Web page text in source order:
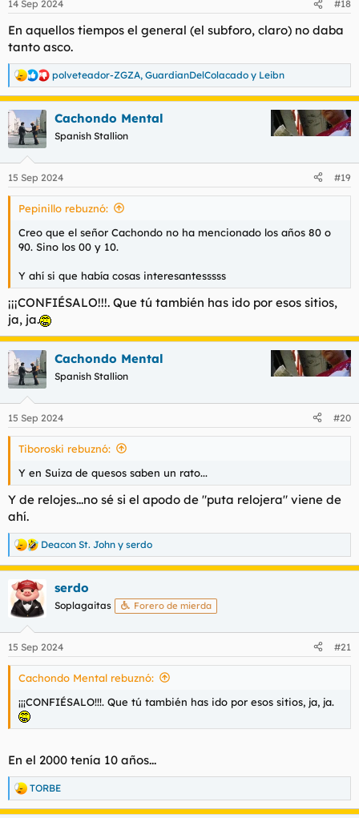
e
:
14 Sep 2024 #18
En aquellos tiempos el general (el subforo, claro) no daba
tanto asco.
R
e
a
c
c
i
e
s
polveteador-ZGZA, GuardianDelColacado y Leibn
Cachondo Mental
Spanish Stallion
15 Sep 2024 #19
Pepinillo rebuznó:
Creo que el señor Cachondo no ha mencionado los años 80 o
90. Sino los 00 y 10.
Y ahí si que había cosas interesantesssss
¡¡¡CONFIÉSALO!!!. Que tú también has ido por esos sitios,
ja, ja.
Cachondo Mental
Spanish Stallion
15 Sep 2024 #20
Tiboroski rebuznó:
Y en Suiza de quesos saben un rato...
Y de relojes...no sé si el apodo de "puta relojera" viene de
ahí.
R
e
a
c
c
i
e
s
Deacon St. John y serdo
serdo
Soplagaitas Forero de mierda
15 Sep 2024 #21
Cachondo Mental rebuznó:
¡¡¡CONFIÉSALO!!!. Que tú también has ido por esos sitios, ja, ja.
En el 2000 tenía 10 años...
R
e
TORBE